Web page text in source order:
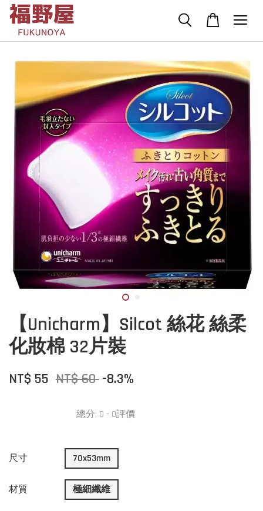
【Unicharm】Silcot 絲花 絲柔
化妝棉 32片裝
NT$ 55 NT$ 60 -8.3%
總分: 0 - 0評價
尺寸 70x53mm
材質 極細纖維